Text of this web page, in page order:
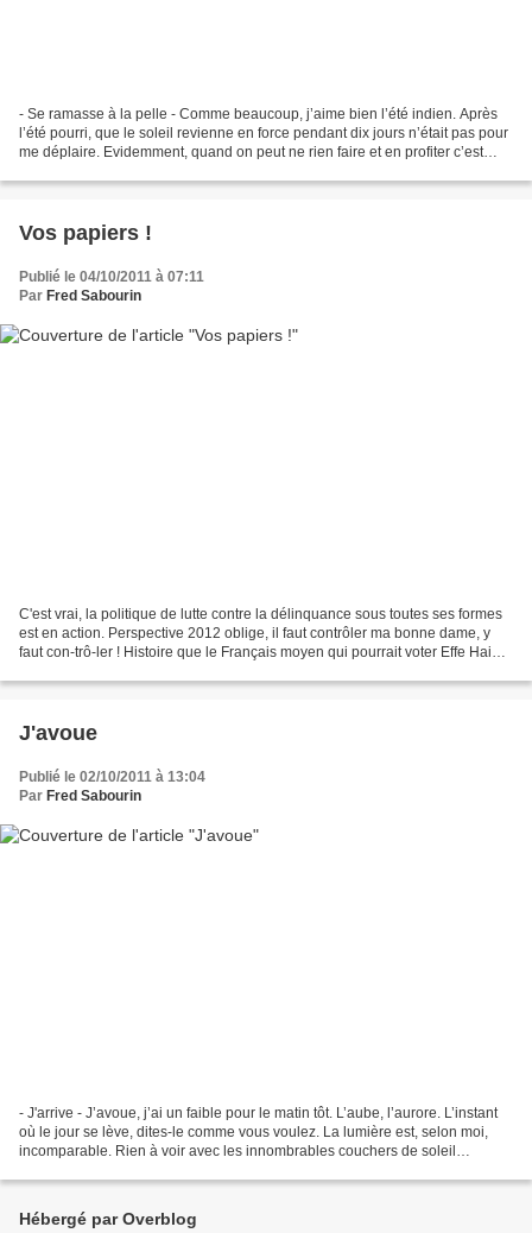
- Se ramasse à la pelle - Comme beaucoup, j’aime bien l’été indien. Après
l’été pourri, que le soleil revienne en force pendant dix jours n’était pas pour
me déplaire. Evidemment, quand on peut ne rien faire et en profiter c’est
Vos papiers !
Publié le 04/10/2011 à 07:11
Par Fred Sabourin
C'est vrai, la politique de lutte contre la délinquance sous toutes ses formes
est en action. Perspective 2012 oblige, il faut contrôler ma bonne dame, y
faut con-trô-ler ! Histoire que le Français moyen qui pourrait voter Effe Haine
J'avoue
Publié le 02/10/2011 à 13:04
Par Fred Sabourin
- J'arrive - J’avoue, j’ai un faible pour le matin tôt. L’aube, l’aurore. L’instant
où le jour se lève, dites-le comme vous voulez. La lumière est, selon moi,
incomparable. Rien à voir avec les innombrables couchers de soleil
Hébergé par Overblog